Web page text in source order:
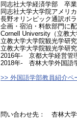
同志社大学経済学部 卒業
同志社大学大学院アメリ
長野オリンピック通訳ボ
企画・宿泊・料飲部門に
Cornell University（立教
立教大学大学院観光学研
立教大学大学院観光学研
2016年‐ 京都大学経営管
2018年‐ 杏林大学外国語
>> 外国語学部教員紹介ペ
問い合わせ先： 杏林大